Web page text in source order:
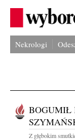
Nekrologi
BOGUMIŁ
Z głębokim